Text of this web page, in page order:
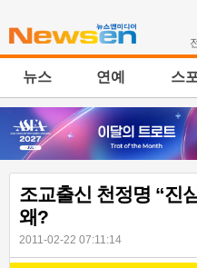
뉴스 연예 스
조교출신 천정명 “진
왜?
2011-02-22 07:11:14